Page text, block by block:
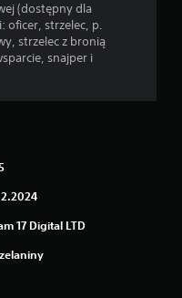
(dostępny dla
oficer, strzelec, p.
strzelec z bronią
snajper i
17 Digital LTD